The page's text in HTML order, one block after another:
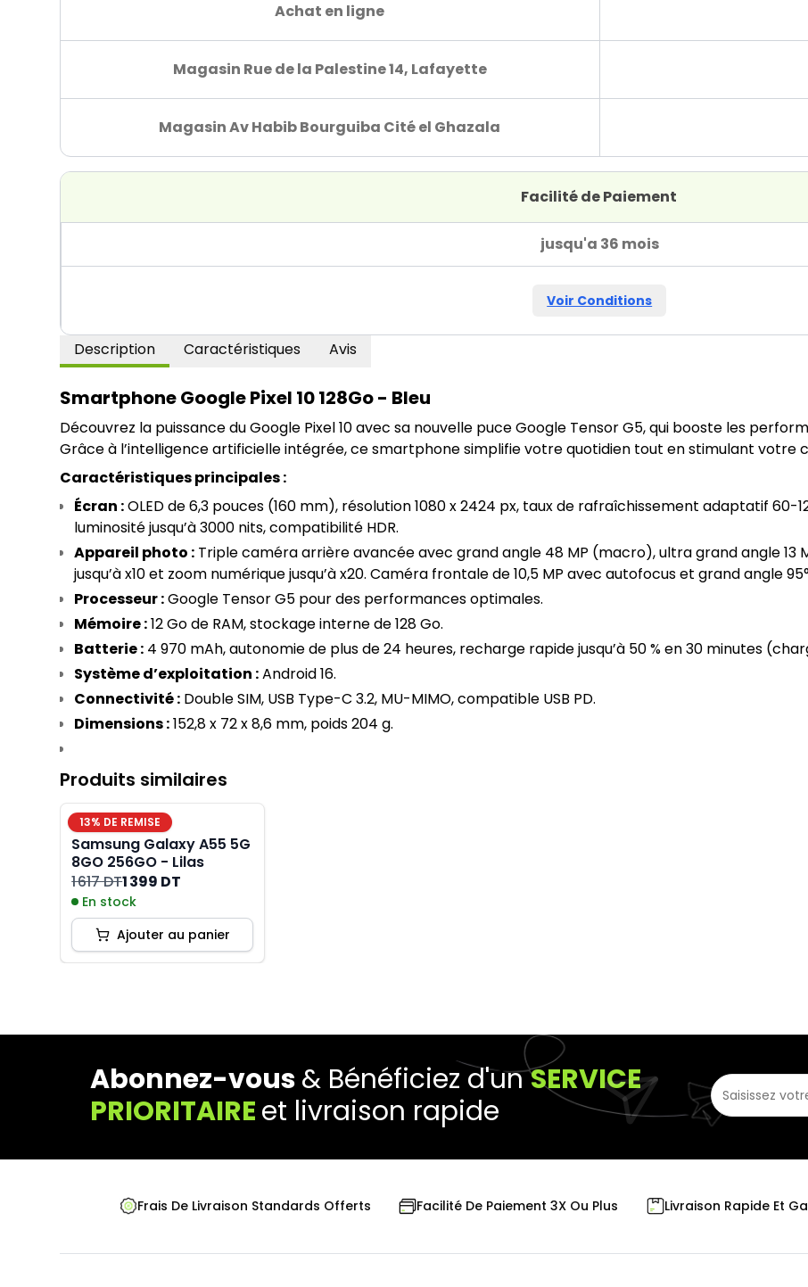
Achat en ligne
Magasin Rue de la Palestine 14, Lafayette
Magasin Av Habib Bourguiba Cité el Ghazala
Facilité de Paiement
jusqu'a 36 mois
Voir Conditions
Description Caractéristiques Avis
Smartphone Google Pixel 10 128Go - Bleu
Découvrez la puissance du Google Pixel 10 avec sa nouvelle puce Google Tensor G5, qui booste les
Grâce à l’intelligence artificielle intégrée, ce smartphone simplifie votre quotidien tout en stimulant votre
Caractéristiques principales :
Écran : OLED de 6,3 pouces (160 mm), résolution 1080 x 2424 px, taux de rafraîchissement adaptatif 60-
luminosité jusqu’à 3000 nits, compatibilité HDR.
Appareil photo : Triple caméra arrière avancée avec grand angle 48 MP (macro), ultra grand angle 13
jusqu’à x10 et zoom numérique jusqu’à x20. Caméra frontale de 10,5 MP avec autofocus et grand angle
Processeur : Google Tensor G5 pour des performances optimales.
Mémoire : 12 Go de RAM, stockage interne de 128 Go.
Batterie : 4 970 mAh, autonomie de plus de 24 heures, recharge rapide jusqu’à 50 % en 30 minutes
Système d’exploitation : Android 16.
Connectivité : Double SIM, USB Type-C 3.2, MU-MIMO, compatible USB PD.
Dimensions : 152,8 x 72 x 8,6 mm, poids 204 g.
Produits similaires
13% DE REMISE
Samsung Galaxy A55 5G
8GO 256GO - Lilas
1 617 DT1 399 DT
En stock
Ajouter au panier
Abonnez-vous& Bénéficiez d'unSERVICE
PRIORITAIREet livraison rapide
Frais De Livraison Standards Offerts Facilité De Paiement 3X Ou Plus Livraison Rapide Et